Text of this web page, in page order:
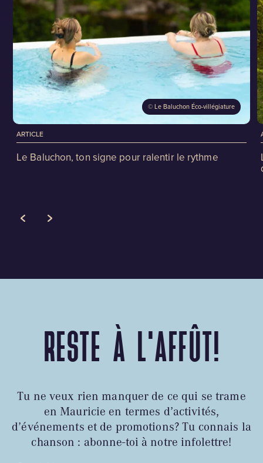
©Le Baluchon Éco-villégiature
ARTICLE
Le Baluchon, ton signe pour ralentir le rythme
RESTE À L'AFFÛT!
Tu ne veux rien manquer de ce qui se trame
en Mauricie en termes d’activités,
d’événements et de promotions? Tu connais la
chanson : abonne-toi à notre infolettre!